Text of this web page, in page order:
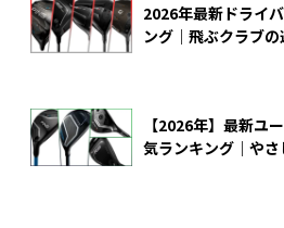
2026年最新ドライ
ング｜飛ぶクラブ
【2026年】最新ユ
気ランキング｜や